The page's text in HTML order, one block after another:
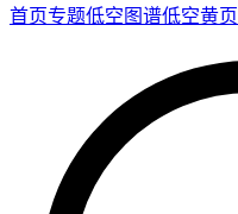
首页专题低空图谱低空黄页